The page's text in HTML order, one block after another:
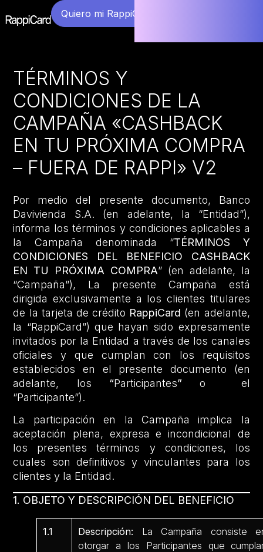
Quiero mi RappiCard
TÉRMINOS Y
CONDICIONES DE LA
CAMPAÑA «CASHBACK
EN TU PRÓXIMA COMPRA
– FUERA DE RAPPI» V2
Por medio del presente documento, Banco
Davivienda S.A. (en adelante, la “Entidad”),
informa los términos y condiciones aplicables a
la Campaña denominada “TÉRMINOS Y
CONDICIONES DEL BENEFICIO CASHBACK
EN TU PRÓXIMA COMPRA” (en adelante, la
“Campaña”), La presente Campaña está
dirigida exclusivamente a los clientes titulares
de la tarjeta de crédito RappiCard (en adelante,
la “RappiCard”) que hayan sido expresamente
invitados por la Entidad a través de los canales
oficiales y que cumplan con los requisitos
establecidos en el presente documento (en
adelante, los “Participantes”o el
“Participante”).
La participación en la Campaña implica la
aceptación plena, expresa e incondicional de
los presentes términos y condiciones, los
cuales son definitivos y vinculantes para los
clientes y la Entidad.
1. OBJETO Y DESCRIPCIÓN DEL BENEFICIO
1.1 Descripción: La Campaña consiste
otorgar a los Participantes que